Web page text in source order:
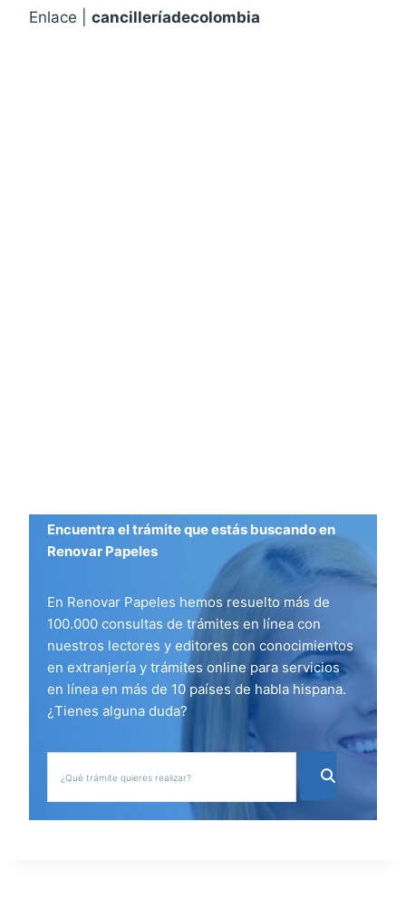
Enlace | cancilleríadecolombia
Encuentra el trámite que estás buscando en
Renovar Papeles
En Renovar Papeles hemos resuelto más de
100.000 consultas de trámites en línea con
nuestros lectores y editores con conocimientos
en extranjería y trámites online para servicios
en línea en más de 10 países de habla hispana.
¿Tienes alguna duda?